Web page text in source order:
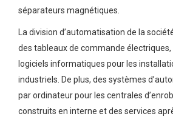
séparateurs magnétiques.
La division d’automatisation de la
des tableaux de commande électriques,
logiciels informatiques pour les
industriels. De plus, des systèmes
par ordinateur pour les centrales
construits en interne et des services